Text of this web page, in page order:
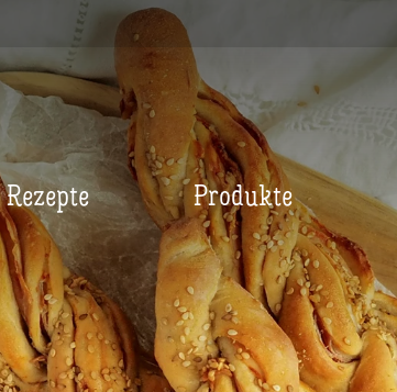
Rezepte Produkte